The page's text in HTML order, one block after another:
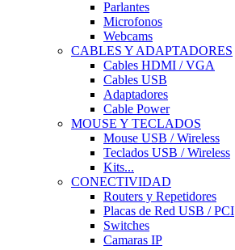
Parlantes
Microfonos
Webcams
CABLES Y ADAPTADORES
Cables HDMI / VGA
Cables USB
Adaptadores
Cable Power
MOUSE Y TECLADOS
Mouse USB / Wireless
Teclados USB / Wireless
Kits...
CONECTIVIDAD
Routers y Repetidores
Placas de Red USB / PCI
Switches
Camaras IP